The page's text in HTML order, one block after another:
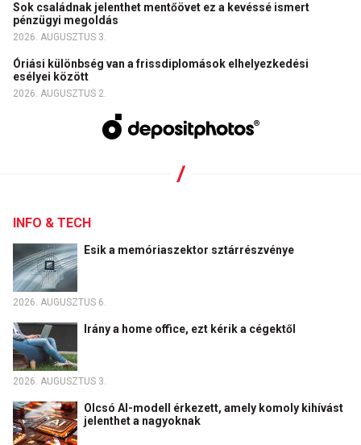
Sok családnak jelenthet mentőövet ez a kevéssé ismert
pénzügyi megoldás
2026. AUGUSZTUS 3.
Óriási különbség van a frissdiplomások elhelyezkedési
esélyei között
2026. AUGUSZTUS 2.
INFO & TECH
Esik a memóriaszektor sztárrészvénye
2026. AUGUSZTUS 6.
Irány a home office, ezt kérik a cégektől
2026. AUGUSZTUS 3.
Olcsó AI-modell érkezett, amely komoly kihívást
jelenthet a nagyoknak